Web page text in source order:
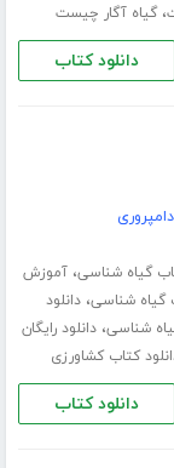
،گیاه آگار چیست
دانلود کتاب
گیاه شناسی،آموزش
گیاه شناسی،دانلود
شناسی،دانلود رایگان
کتاب کشاورزی
دانلود کتاب